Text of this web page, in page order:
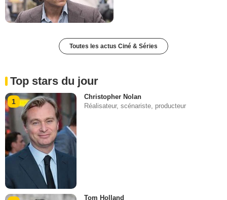
Toutes les actus Ciné & Séries
Top stars du jour
1
Christopher Nolan
Réalisateur, scénariste, producteur
Tom Holland